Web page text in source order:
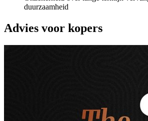
duurzaamheid
Advies voor kopers